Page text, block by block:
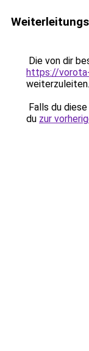
Die von dir
https://
weiterzuleiten.
Falls du
du zur